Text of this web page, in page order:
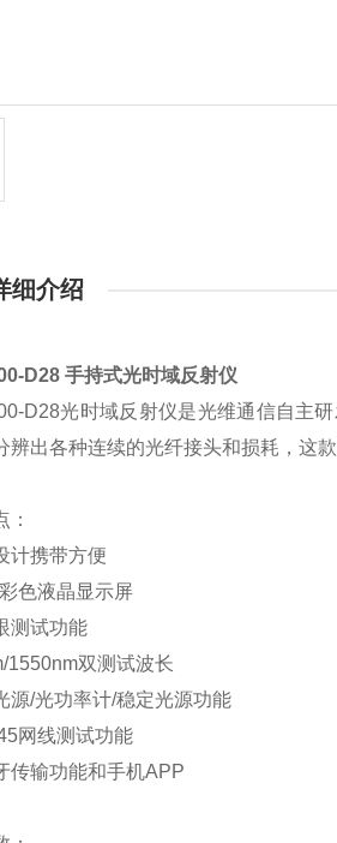
细介绍
D28 手持式光时域反射仪
D28光时域反射仪是光维通信自主
辨出各种连续的光纤接头和损耗，这
：
计携带方便
色液晶显示屏
测试功能
1550nm双测试波长
源/光功率计/稳定光源功能
网线测试功能
传输功能和手机APP